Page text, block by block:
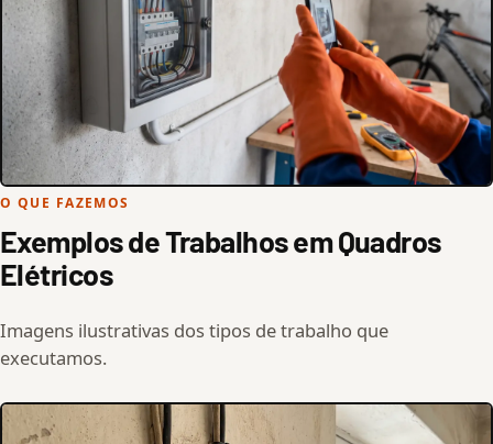
O QUE FAZEMOS
Exemplos de Trabalhos em Quadros
Elétricos
Imagens ilustrativas dos tipos de trabalho que
executamos.